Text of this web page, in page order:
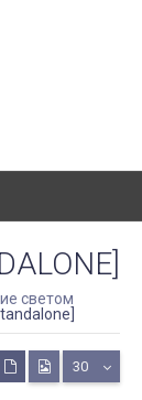
светом
30